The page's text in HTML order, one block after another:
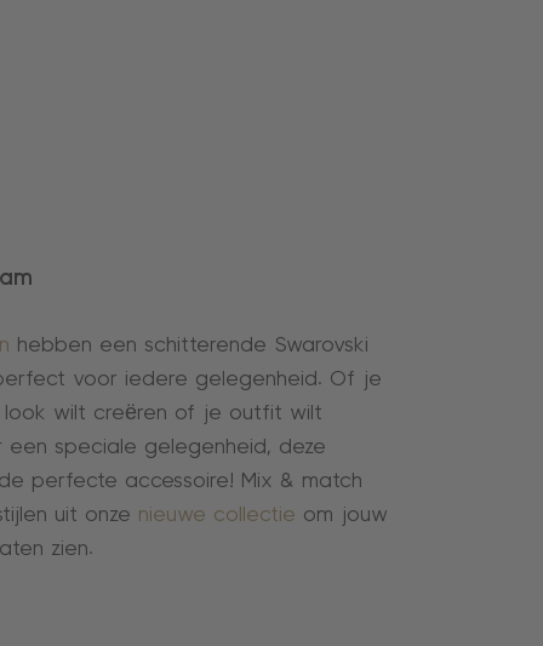
hebben een schitterende Swarovski
voor iedere gelegenheid. Of je
look wilt creëren of je outfit wilt
een speciale gelegenheid, deze
perfecte accessoire! Mix & match
uit onze nieuwe collectie om jouw
zien.